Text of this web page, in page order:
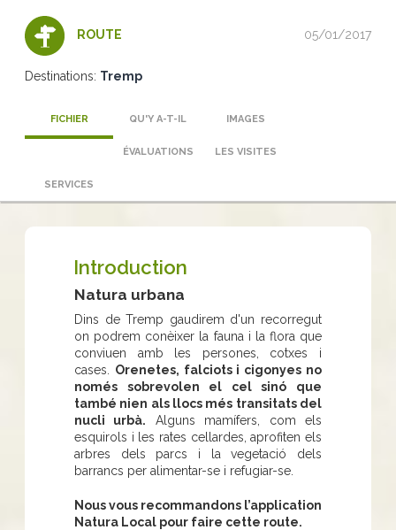
ROUTE 05/01/2017
Destinations: Tremp
FICHIER QU'Y A-T-IL IMAGES
ÉVALUATIONS LES VISITES
SERVICES
Introduction
Natura urbana
Dins de Tremp gaudirem d'un recorregut
on podrem conèixer la fauna i la flora que
conviuen amb les persones, cotxes i
cases. Orenetes, falciots i cigonyes no
només sobrevolen el cel sinó que
també nien als llocs més transitats del
nucli urbà. Alguns mamífers, com els
esquirols i les rates cellardes, aprofiten els
arbres dels parcs i la vegetació dels
barrancs per alimentar-se i refugiar-se.
Nous vous recommandons l’application
Natura Local pour faire cette route.